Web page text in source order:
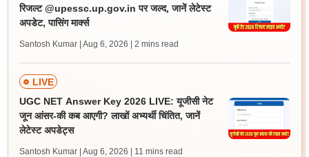
रिजल्ट @upessc.up.gov.in पर जल्द, जानें लेटेस्ट
अपडेट, पासिंग मार्क्स
Santosh Kumar | Aug 6, 2026 | 2 mins read
LIVE
UGC NET Answer Key 2026 LIVE: यूजीसी नेट
जून आंसर-की कब आएगी? लाखों अभ्यर्थी चिंतित, जानें
लेटेस्ट अपडेट्स
Santosh Kumar | Aug 6, 2026 | 11 mins read